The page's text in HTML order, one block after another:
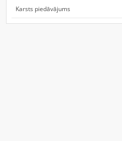
Karsts piedāvājums